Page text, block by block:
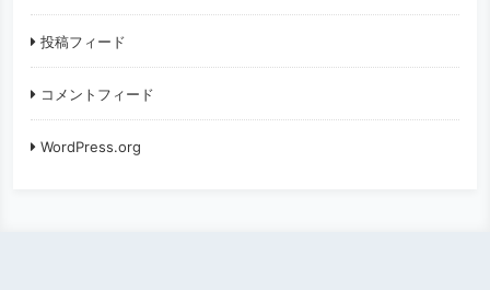
投稿フィード
コメントフィード
WordPress.org